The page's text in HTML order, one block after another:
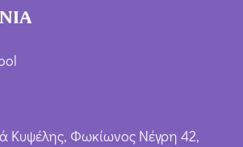
Κυψέλης, Φωκίωνος Νέγρη 42,